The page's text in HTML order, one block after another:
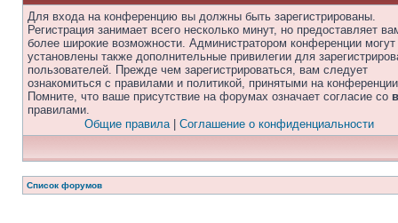
Для входа на конференцию вы должны быть зарегистрированы.
Регистрация занимает всего несколько минут, но предоставляет
более широкие возможности. Администратором конференции
установлены также дополнительные привилегии для
пользователей. Прежде чем зарегистрироваться, вам следует
ознакомиться с правилами и политикой, принятыми на
Помните, что ваше присутствие на форумах означает согласие со
правилами.
Общие правила| Соглашение о конфиденциальности
Список форумов